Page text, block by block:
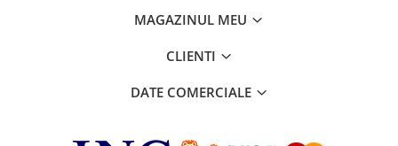
MAGAZINUL MEU
CLIENTI
DATE COMERCIALE